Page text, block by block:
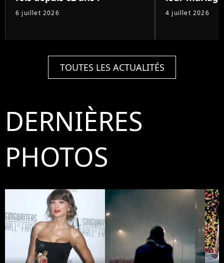
6 juillet 2026 4 juillet 2026
TOUTES LES ACTUALITÉS
DERNIÈRES
PHOTOS